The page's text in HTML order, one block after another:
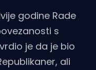
godine Rade
s
je da je bio
ali